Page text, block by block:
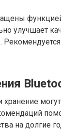
улучшает
на долгие